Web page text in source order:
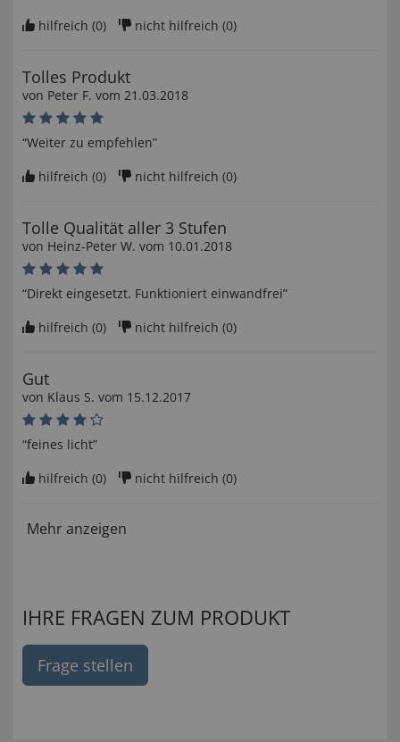
hilfreich (0) nicht hilfreich (0)
Tolles Produkt
von Peter F. vom 21.03.2018
“Weiter zu empfehlen”
hilfreich (0) nicht hilfreich (0)
Tolle Qualität aller 3 Stufen
von Heinz-Peter W. vom 10.01.2018
“Direkt eingesetzt. Funktioniert einwandfrei”
hilfreich (0) nicht hilfreich (0)
Gut
von Klaus S. vom 15.12.2017
“feines licht”
hilfreich (0) nicht hilfreich (0)
Mehr anzeigen
IHRE FRAGEN ZUM PRODUKT
Frage stellen